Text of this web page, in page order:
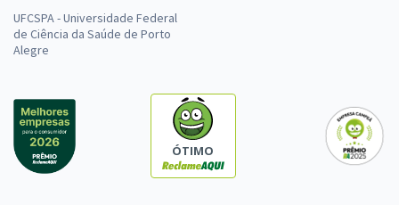
UFCSPA - Universidade Federal
de Ciência da Saúde de Porto
Alegre
ÓTIMO